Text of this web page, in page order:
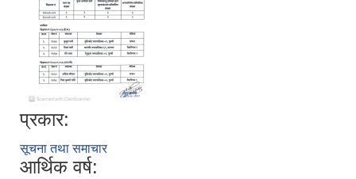
प्रकार:
सूचना तथा समाचार
आर्थिक वर्ष: